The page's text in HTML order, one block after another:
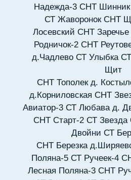
Надежда-3 СНТ Шинник
СТ Жаворонок СНТ
Лосевский СНТ Заречье
Родничок-2 СНТ
д.Чадлево СТ Улыбка
Щит
СНТ Тополек д.
д.Корниловская СНТ
Авиатор-3 СТ Любава д.
СНТ Старт-2 СТ Звезда
Двойни СТ
СНТ Березка
Поляна-5 СТ Ручеек-4
Лесная Поляна-3 СНТ